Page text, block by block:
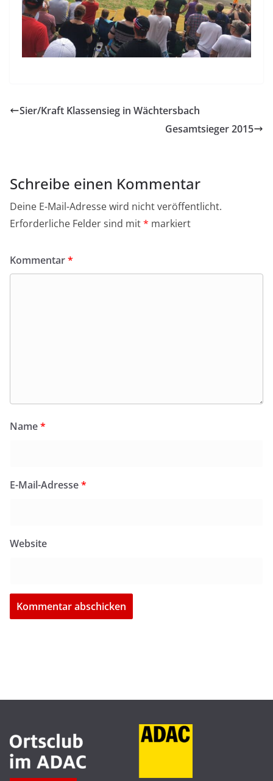
Sier/Kraft Klassensieg in Wächtersbach
Gesamtsieger 2015
Schreibe einen Kommentar
Deine E-Mail-Adresse wird nicht veröffentlicht.
Erforderliche Felder sind mit* markiert
Kommentar*
Name*
E-Mail-Adresse*
Website